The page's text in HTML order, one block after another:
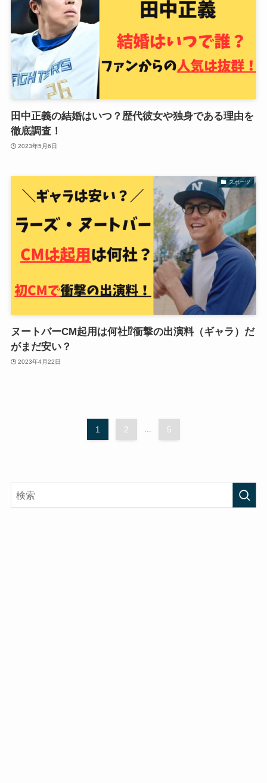
田中正義の結婚はいつ？歴代彼女や独身である理由を
徹底調査！
2023年5月6日
スポーツ
ヌートバーCM起用は何社⁉︎衝撃の出演料（ギャラ）だ
がまだ安い？
2023年4月22日
1 2 ... 5